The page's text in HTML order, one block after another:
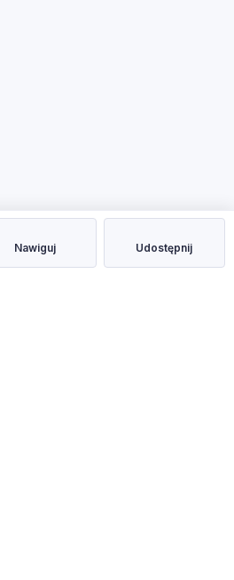
Nawiguj Udostępnij